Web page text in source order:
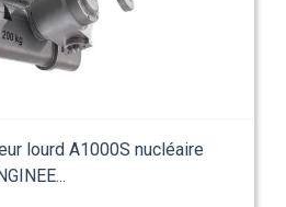
lourd A1000S nucléaire